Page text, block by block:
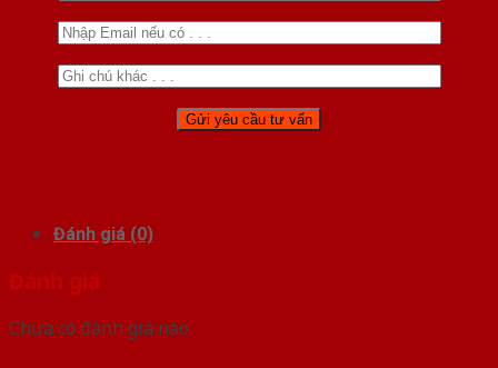
Đánh giá (0)
Đánh giá
Chưa có đánh giá nào.